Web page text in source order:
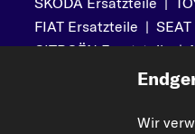
FIAT Ersatzteile |
CITROËN Ersatzteile |
MITSUBISHI Ersatzteile
Wir